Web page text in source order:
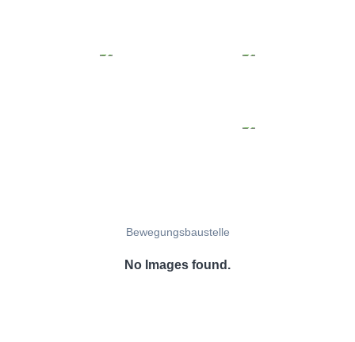
Bewegungsbaustelle
No Images found.